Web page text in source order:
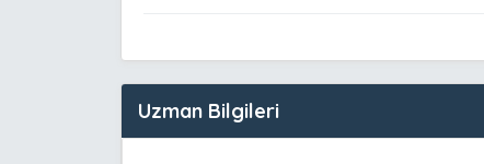
Uzman Bilgileri